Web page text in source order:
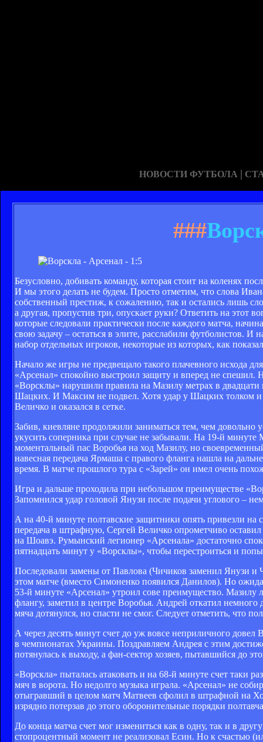
НОВОСТИ ФУТБОЛА |
###
Безусловно, добивать команду, которая стоит на коленях
И мы этого делать не будем. Просто отметим, что слова
собственный престиж, к сожалению, так и остались лишь
а другая, пропустив три, опускает руки? Ответить на этот
которые следовали практически после каждого матча,
свою задачу – остаться в элите, расслабили футболистов.
набор отдельных игроков, некоторые из которых, как
Начало же игры не предвещало такого плачевного исхода
«Арсенал» спокойно выстроил защиту и вперед не спешил.
«Ворсклы» нарушили правила на Мазилу метрах в
Шацких. И Максим не подвел. Хотя удар у Шацких толком и
Величко и оказался в сетке.
Забив, киевляне продолжили заниматься тем, чем
укусить соперника при случае не забывали. На 19-й минуте
моментальный пас Воробья на ход Мазилу, но
навесная передача Ярмаша с правого фланга нашла на
время. В матче прошлого тура с «Зарей» он имел очень
Игра и дальше проходила при небольшом преимуществе
Запомнился удар головой Янузи после подачи углового –
А на 40-й минуте полтавские защитники опять привезли на
передача в штрафную, Сергей Величко опрометчиво
на Шоавэ. Румынский легионер «Арсенала» достаточно
пятнадцать минут у «Ворсклы», чтобы перестроиться и
Последовали замены от Павлова (Чичиков заменил Янузи и
этом матче (вместо Симоненко появился Данилов). Но
53-й минуте «Арсенал» утроил сове преимущество. Мазилу
флангу, заметил в центре Воробья. Андрей откатил
мяча дотянулся, но спасти не смог. Следует отметить, что
А через десять минут счет до уж вовсе неприличного
в чемпионатах Украины. Поздравляем Андрея с этим
потянулась к выходу, а фан-сектор хозяев, пытавшийся до
«Ворскла» пыталась атаковать и на 68-й минуте счет таки
мяч в ворота. Но недолго музыка играла. «Арсенал» не
отыгравший в целом матч Матвеев сфолил в штрафной на
изрядно потерзав до этого оборонительные порядки
До конца матча счет мог измениться как в одну, так и в
стопроцентный момент не реализовал Есин. Но к счастью